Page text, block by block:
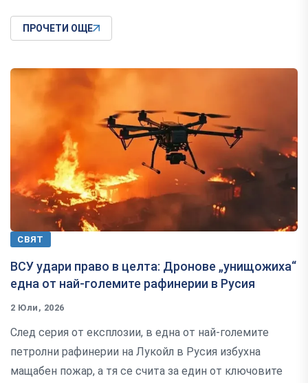
ПРОЧЕТИ ОЩЕ
СВЯТ
ВСУ удари право в целта: Дронове „унищожиха“
една от най-големите рафинерии в Русия
2 Юли, 2026
След серия от експлозии, в една от най-големите
петролни рафинерии на Лукойл в Русия избухна
мащабен пожар, а тя се счита за един от ключовите